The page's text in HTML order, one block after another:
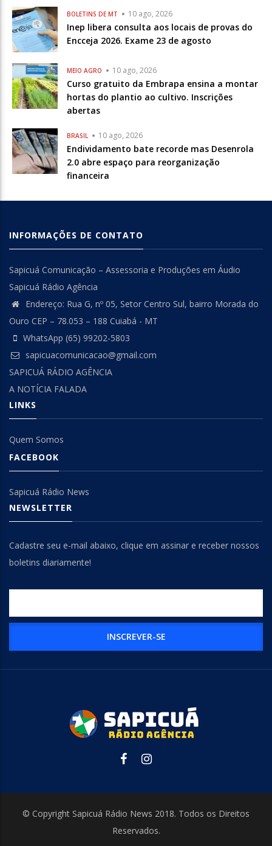
BOLETINS DE MT 10 ago, 2026
Inep libera consulta aos locais de provas do
Encceja 2026. Exame 23 de agosto
MEIO AGRO 10 ago, 2026
Curso gratuito da Embrapa ensina a montar
hortas do plantio ao cultivo. Inscrições
abertas
BRASIL 10 ago, 2026
Endividamento bate recorde mas Desenrola
2.0 abre espaço para reorganização
financeira
INFORMAÇÕES DE CONTATO
Sapicuá Comunicação – Assessoria e Produções em Áudio
Sapicuá Rádio Agência
Endereço: Rua G, nº 05, Setor Centro Sul, bairro Morada do
Ouro CEP – 78.053 – 188 Cuiabá - MT
WhatsApp (65) 99202-5803
sapicuacomunicacao@gmail.com
SAPICUÁ RÁDIO AGÊNCIA
A NOTÍCIA FALADA
LINKS
Quem Somos
FACEBOOK
Sapicuá Rádio News
NEWSLETTER
Cadastre seu e-mail abaixo, clique em assinar e receber nossos
boletins diariamente!
© Copyright Sapicuá Rádio News 2018. Todos os Direitos
Reservados.